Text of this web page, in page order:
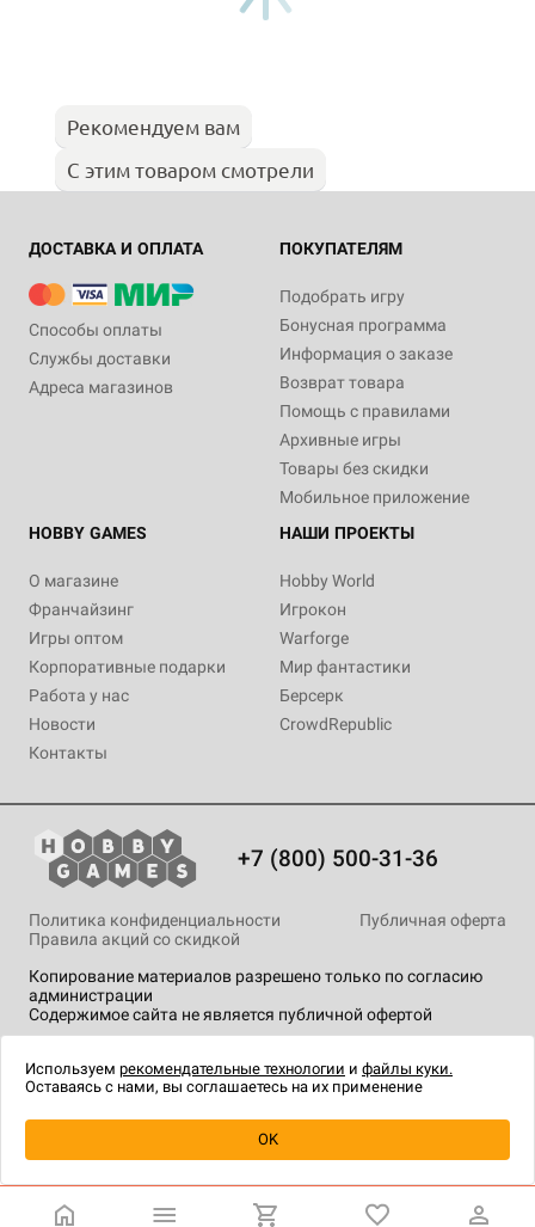
Уведомить о наличии
Рекомендуем вам
С этим товаром смотрели
ДОСТАВКА И ОПЛАТА
Способы оплаты
Службы доставки
Адреса магазинов
ПОКУПАТЕЛЯМ
Подобрать игру
Бонусная программа
Информация о заказе
Возврат товара
Помощь с правилами
Архивные игры
Товары без скидки
Мобильное приложение
HOBBY GAMES
О магазине
Франчайзинг
Игры оптом
Корпоративные подарки
Работа у нас
Новости
Контакты
НАШИ ПРОЕКТЫ
Hobby World
Игрокон
Warforge
Мир фантастики
Берсерк
CrowdRepublic
+7 (800) 500-31-36
Копирование материалов разрешено только по согласию
администрации
Содержимое сайта не является публичной офертой
Политика конфиденциальности
Публичная оферта
Правила акций со скидкой
технологии.
Используем рекомендательные технологии и файлы куки.
Оставаясь с нами, вы соглашаетесь на их применение
OK